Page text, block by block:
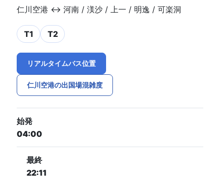
仁川空港 ↔ 河南 / 渼沙 / 上一 / 明逸 / 可楽洞
T1 T2
リアルタイムバス位置
仁川空港の出国場混雑度
始発
04:00
最終
22:11